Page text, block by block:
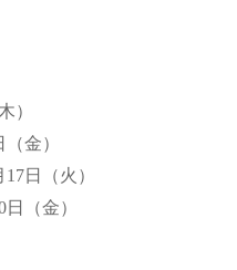
期徴役囚・吉田石松が
、再審請求を開始。
ランに改称。
者2,166人。
+ 1999年）
選手（棒高跳）（+
弦楽器製作者（* 1909
家、植物学者（* 1933
）
金）
17日（火）
日（金）